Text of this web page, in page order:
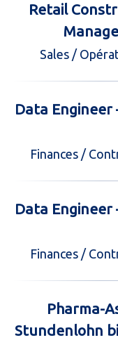
Retail
Sales /
Data Engineer
Finances /
Data Engineer
Finances /
Pharma-
Stundenlohn